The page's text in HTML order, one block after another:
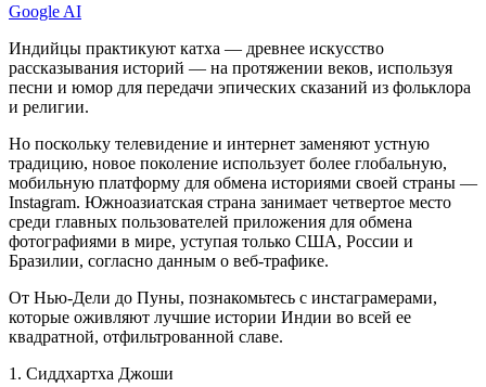
Google AI
Индийцы практикуют катха — древнее искусство
рассказывания историй — на протяжении веков, используя
песни и юмор для передачи эпических сказаний из фольклора
и религии.
Но поскольку телевидение и интернет заменяют устную
традицию, новое поколение использует более глобальную,
мобильную платформу для обмена историями своей страны —
Instagram. Южноазиатская страна занимает четвертое место
среди главных пользователей приложения для обмена
фотографиями в мире, уступая только США, России и
Бразилии, согласно данным о веб-трафике.
От Нью-Дели до Пуны, познакомьтесь с инстаграмерами,
которые оживляют лучшие истории Индии во всей ее
квадратной, отфильтрованной славе.
1. Сиддхартха Джоши